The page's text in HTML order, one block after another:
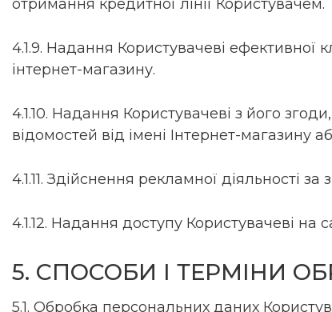
отримання кредитної лінії Користувачем.
4.1.9. Надання Користувачеві ефективної
інтернет-магазину.
4.1.10. Надання Користувачеві з його
відомостей від імені Інтернет-магазину
4.1.11. Здійснення рекламної діяльності
4.1.12. Надання доступу Користувачеві на
5. СПОСОБИ І ТЕРМІНИ
5.1. Обробка персональних даних